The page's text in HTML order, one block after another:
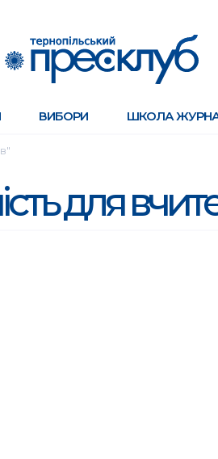
ВИБОРИ ШКОЛА
для